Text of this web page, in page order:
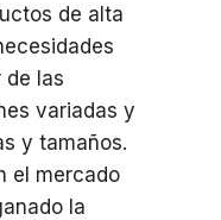
de alta
de las
variadas y
y tamaños.
el mercado
la